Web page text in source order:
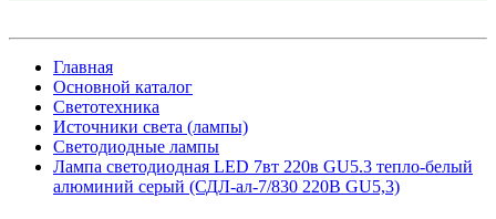
Главная
Основной каталог
Светотехника
Источники света (лампы)
Светодиодные лампы
Лампа светодиодная LED 7вт 220в GU5.3 тепло-белый
алюминий серый (СДЛ-ал-7/830 220В GU5,3)